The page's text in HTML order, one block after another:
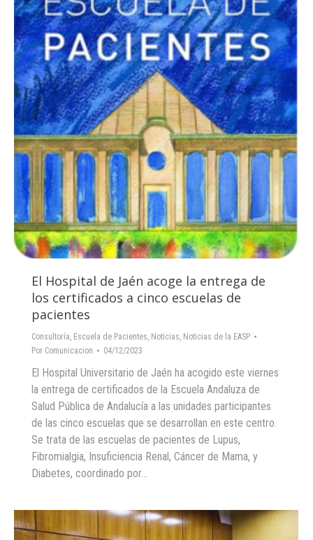
El Hospital de Jaén acoge la entrega de
los certificados a cinco escuelas de
pacientes
Consultoría, Escuela de Pacientes, Noticias, Noticias de la EASP
Por Comunicacion 04/12/2023
El Hospital Universitario de Jaén ha acogido este viernes
la entrega de certificados de la Escuela Andaluza de
Salud Pública de Andalucía a las unidades participantes
de las cinco escuelas que se desarrollan en este centro.
Se trata de las escuelas de pacientes de Lupus,
Fibromialgia, Insuficiencia Renal, Cáncer de Mama, y
Diabetes, coordinado por…